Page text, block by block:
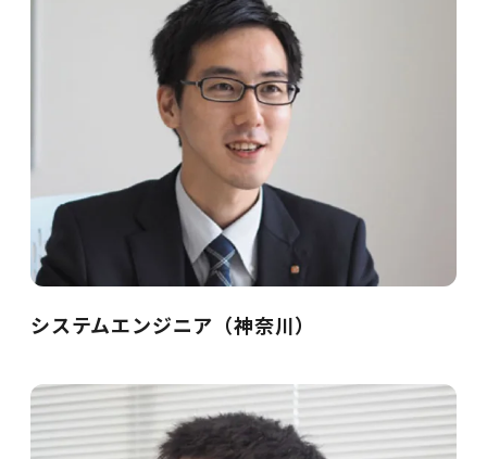
システムエンジニア（神奈川）